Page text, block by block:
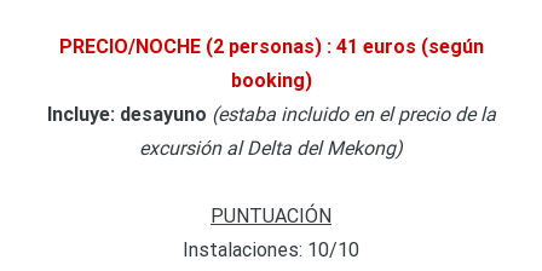
PRECIO/NOCHE (2 personas) : 41 euros (según
booking)
Incluye: desayuno (estaba incluido en el precio de la
excursión al Delta del Mekong)
PUNTUACIÓN
Instalaciones: 10/10